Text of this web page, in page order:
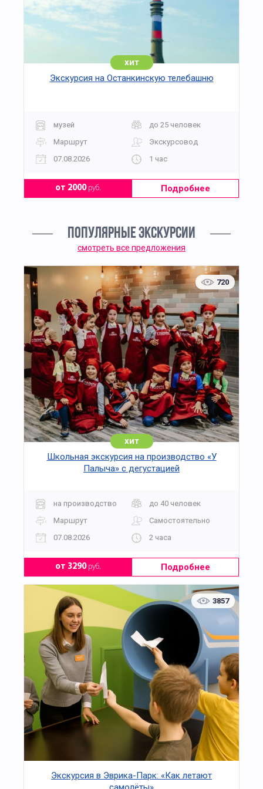
хит
Экскурсия на Останкинскую телебашню
музей
до 25 человек
Маршрут
Экскурсовод
07.08.2026
1 час
от 2000руб. Подробнее
ПОПУЛЯРНЫЕ ЭКСКУРСИИ
смотреть все предложения
720
хит
Школьная экскурсия на производство «У
Палыча» с дегустацией
на производство
до 40 человек
Маршрут
Самостоятельно
07.08.2026
2 часа
от 3290руб. Подробнее
3857
Экскурсия в Эврика-Парк: «Как летают